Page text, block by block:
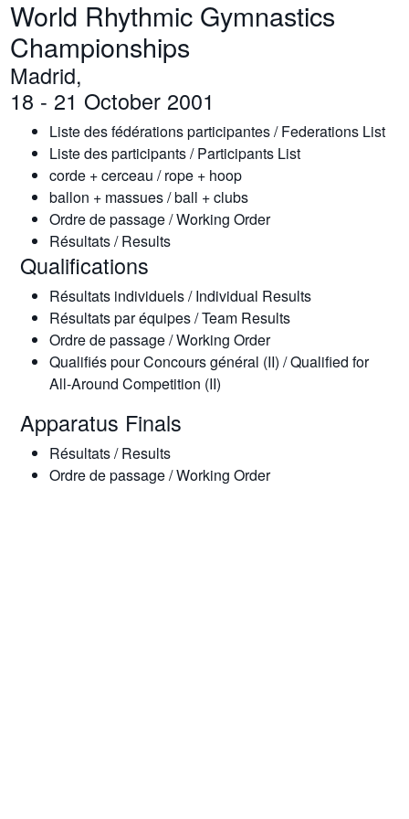
World Rhythmic Gymnastics
Championships
Madrid,
18 - 21 October 2001
Liste des fédérations participantes / Federations List
Liste des participants / Participants List
corde + cerceau / rope + hoop
ballon + massues / ball + clubs
Ordre de passage / Working Order
Résultats / Results
Qualifications
Résultats individuels / Individual Results
Résultats par équipes / Team Results
Ordre de passage / Working Order
Qualifiés pour Concours général (II) / Qualified for
All-Around Competition (II)
Apparatus Finals
Résultats / Results
Ordre de passage / Working Order